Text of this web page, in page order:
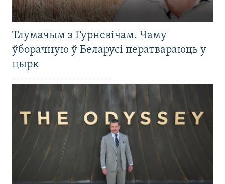
Тлумачым з Гурневічам. Чаму
ўборачную ў Беларусі ператвараюць у
цырк